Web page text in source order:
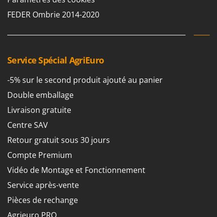
Machines pour la transformation des fruits
Machines sous vide
Motobineuses
Motofaucheuses
Motopompes pour irrigation
Moulins à céréales électriques
Moulins à farine
N
Nettoyeurs haute pression
Nettoyeurs tapis, moquettes et tapisseries
P
Peignes vibreurs et Secoueurs à olives
Pelles rétros pour tracteur
FBC
Ferroni
Ferrua
FIAC
FIEM
Fimar
FINI
Fiorentini
Fiskars
Flymo
Fontana Forni
Forest Master
FEDER Ombrie 2014-2020
Service Spécial AgriEuro
-5% sur le second produit ajouté au panier
Double emballage
Livraison gratuite
Centre SAV
Retour gratuit sous 30 jours
Compte Premium
Vidéo de Montage et Fonctionnement
Service après-vente
Pièces de rechange